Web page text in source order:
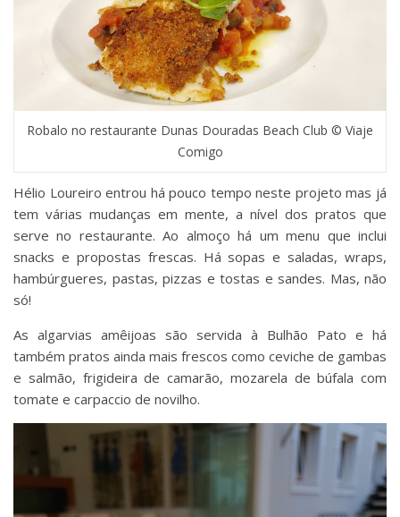
Robalo no restaurante Dunas Douradas Beach Club © Viaje
Comigo
Hélio Loureiro entrou há pouco tempo neste projeto mas já
tem várias mudanças em mente, a nível dos pratos que
serve no restaurante. Ao almoço há um menu que inclui
snacks e propostas frescas. Há sopas e saladas, wraps,
hambúrgueres, pastas, pizzas e tostas e sandes. Mas, não
só!
As algarvias amêijoas são servida à Bulhão Pato e há
também pratos ainda mais frescos como ceviche de gambas
e salmão, frigideira de camarão, mozarela de búfala com
tomate e carpaccio de novilho.